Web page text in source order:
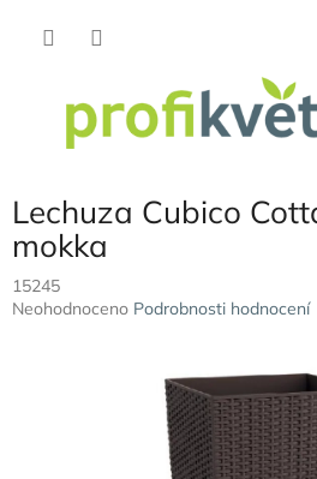
Lechuza Cubico
mokka
15245
Průměrné
Neohodnoceno Podrobnosti hodnocení